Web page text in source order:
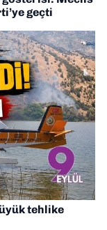
geçti
tehlike